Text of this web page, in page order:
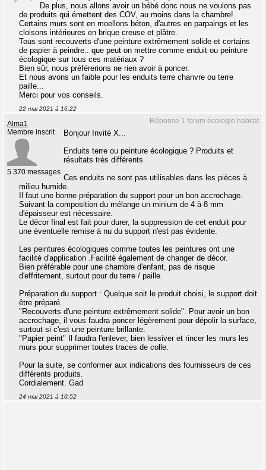
De plus, nous allons avoir un bébé donc nous ne voulons pas
de produits qui émettent des COV, au moins dans la chambre!
Certains murs sont en moellons béton, d'autres en parpaings et les
cloisons intérieures en brique creuse et plâtre.
Tous sont recouverts d'une peinture extrêmement solide et certains
de papier à peindre.. que peut on mettre comme enduit ou peinture
écologique sur tous ces matériaux ?
Bien sûr, nous préférerions ne rien avoir à poncer.
Et nous avons un faible pour les enduits terre chanvre ou terre
paille...
Merci pour vos conseils.
22 mai 2021 à 16:22
Réponse 1 forum écologie habitat
Alma1
Membre inscrit
5 370 messages
Bonjour Invité X...
Enduits terre ou peinture écologique ? Produits et
résultats très différents.
Ces enduits ne sont pas utilisables dans les pièces à
milieu humide.
Il faut une bonne préparation du support pour un bon accrochage.
Suivant la composition du mélange un minium de 4 à 8 mm
d'épaisseur est nécessaire.
Le décor final est fait pour durer, la suppression de cet enduit pour
une éventuelle remise à nu du support n'est pas évidente.
Les peintures écologiques comme toutes les peintures ont une
facilité d'application .Facilité également de changer de décor.
Bien préférable pour une chambre d'enfant, pas de risque
d'effritement, surtout pour du terre / paille.
Préparation du support : Quelque soit le produit choisi, le support doit
être préparé.
"Recouverts d'une peinture extrêmement solide". Pour avoir un bon
accrochage, il vous faudra poncer légèrement pour dépolir la surface,
surtout si c'est une peinture brillante.
"Papier peint" Il faudra l'enlever, bien lessiver et rincer les murs les
murs pour supprimer toutes traces de colle.
Pour la suite, se conformer aux indications des fournisseurs de ces
différents produits.
Cordialement. Gad
24 mai 2021 à 10:52